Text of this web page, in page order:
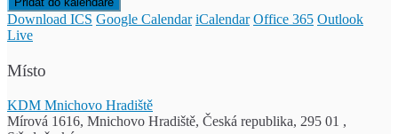
Download ICS Google Calendar iCalendar Office 365 Outlook
Live
Místo
KDM Mnichovo Hradiště
Mírová 1616, Mnichovo Hradiště, Česká republika, 295 01 ,